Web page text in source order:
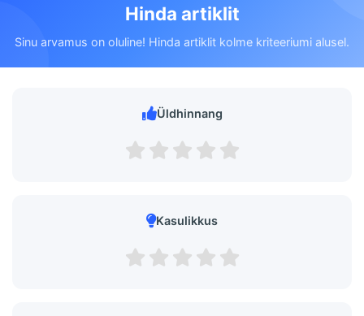
Hinda artiklit
Sinu arvamus on oluline! Hinda artiklit kolme kriteeriumi alusel.
Üldhinnang
Kasulikkus